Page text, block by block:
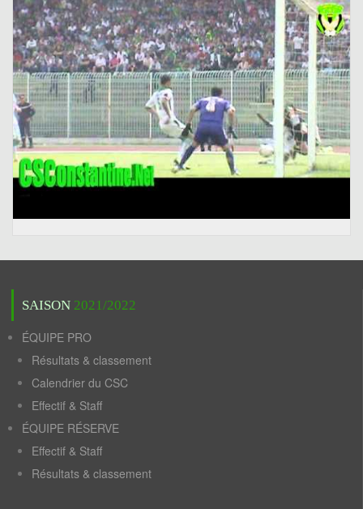
SAISON 2021/2022
ÉQUIPE PRO
Résultats & classement
Calendrier du CSC
Effectif & Staff
ÉQUIPE RÉSERVE
Effectif & Staff
Résultats & classement